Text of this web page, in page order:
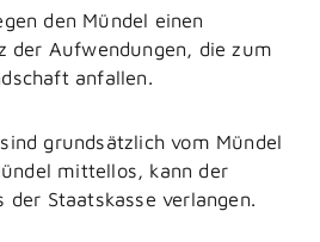
den Mündel einen
der Aufwendungen, die zum
anfallen.
grundsätzlich vom Mündel
mittellos, kann der
der Staatskasse verlangen.